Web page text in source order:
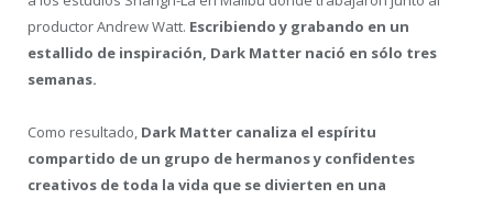
productor Andrew Watt. Escribiendo y grabando en un
estallido de inspiración, Dark Matter nació en sólo tres
semanas.
Como resultado, Dark Matter canaliza el espíritu
compartido de un grupo de hermanos y confidentes
creativos de toda la vida que se divierten en una